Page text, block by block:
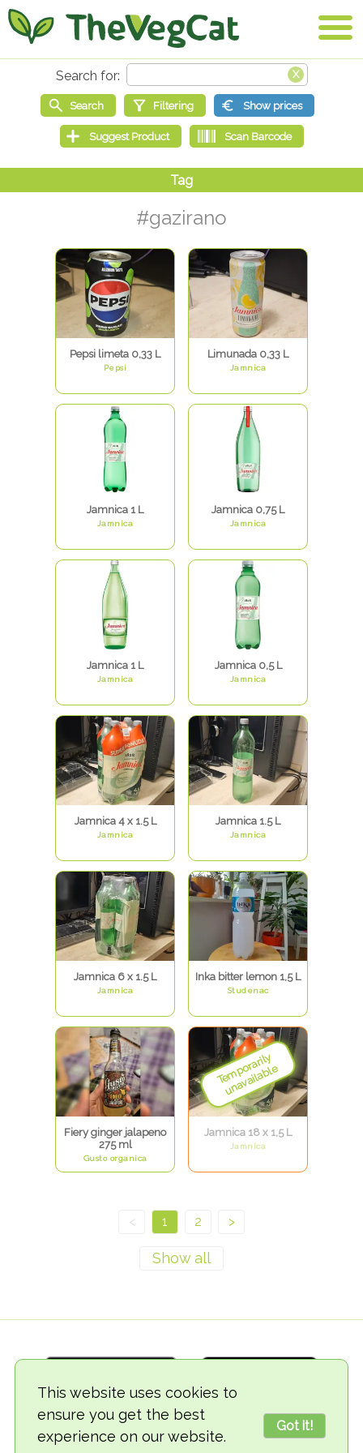
This website uses cookies to
ensure you get the best
experience on our website.
Got it!
#gazirano
Pepsi limeta 0,33 L
Pepsi
Limunada 0,33 L
Jamnica
Jamnica 1 L
Jamnica
Jamnica 0,75 L
Jamnica
Jamnica 1 L
Jamnica
Jamnica 0,5 L
Jamnica
Jamnica 4 x 1.5 L
Jamnica
Jamnica 1.5 L
Jamnica
Jamnica 6 x 1.5 L
Jamnica
Inka bitter lemon 1,5 L
Studenac
Fiery ginger jalapeno
275 ml
Gusto organica
Jamnica 18 x 1,5 L
Jamnica
< 1 2 >
© 2018-2026 TheVegCat